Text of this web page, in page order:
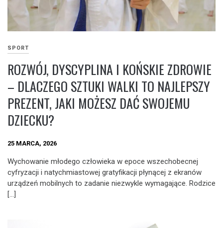
SPORT
ROZWÓJ, DYSCYPLINA I KOŃSKIE ZDROWIE
– DLACZEGO SZTUKI WALKI TO NAJLEPSZY
PREZENT, JAKI MOŻESZ DAĆ SWOJEMU
DZIECKU?
25 MARCA, 2026
Wychowanie młodego człowieka w epoce wszechobecnej
cyfryzacji i natychmiastowej gratyfikacji płynącej z ekranów
urządzeń mobilnych to zadanie niezwykle wymagające. Rodzice
[…]